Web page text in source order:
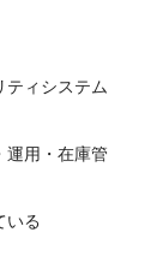
ィシステム
運用・在庫管
いる